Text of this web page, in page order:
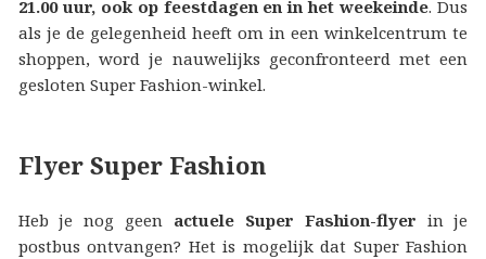
21.00 uur, ook op feestdagen en in het weekeinde. Dus
als je de gelegenheid heeft om in een winkelcentrum te
shoppen, word je nauwelijks geconfronteerd met een
gesloten Super Fashion-winkel.
Flyer Super Fashion
Heb je nog geen actuele Super Fashion-flyer in je
postbus ontvangen? Het is mogelijk dat Super Fashion